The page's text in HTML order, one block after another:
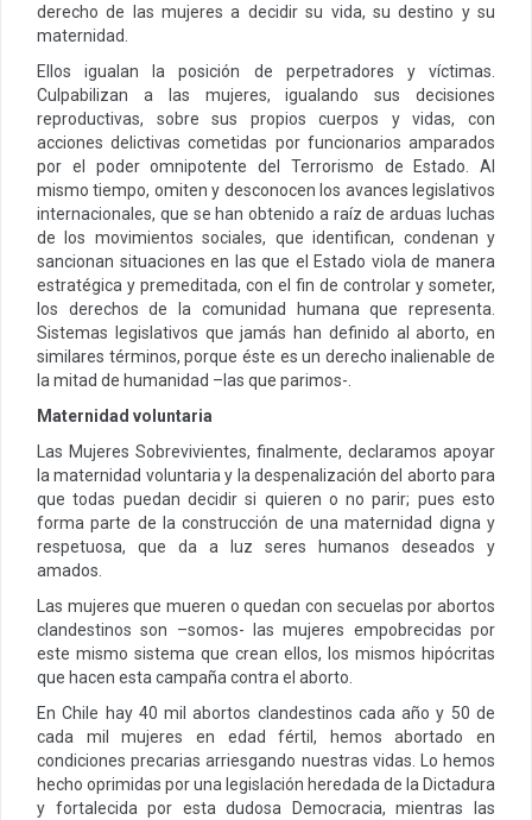
derecho de las mujeres a decidir su vida, su destino y su
maternidad.
Ellos igualan la posición de perpetradores y víctimas.
Culpabilizan a las mujeres, igualando sus decisiones
reproductivas, sobre sus propios cuerpos y vidas, con
acciones delictivas cometidas por funcionarios amparados
por el poder omnipotente del Terrorismo de Estado. Al
mismo tiempo, omiten y desconocen los avances legislativos
internacionales, que se han obtenido a raíz de arduas luchas
de los movimientos sociales, que identifican, condenan y
sancionan situaciones en las que el Estado viola de manera
estratégica y premeditada, con el fin de controlar y someter,
los derechos de la comunidad humana que representa.
Sistemas legislativos que jamás han definido al aborto, en
similares términos, porque éste es un derecho inalienable de
la mitad de humanidad –las que parimos-.
Maternidad voluntaria
Las Mujeres Sobrevivientes, finalmente, declaramos apoyar
la maternidad voluntaria y la despenalización del aborto para
que todas puedan decidir si quieren o no parir; pues esto
forma parte de la construcción de una maternidad digna y
respetuosa, que da a luz seres humanos deseados y
amados.
Las mujeres que mueren o quedan con secuelas por abortos
clandestinos son –somos- las mujeres empobrecidas por
este mismo sistema que crean ellos, los mismos hipócritas
que hacen esta campaña contra el aborto.
En Chile hay 40 mil abortos clandestinos cada año y 50 de
cada mil mujeres en edad fértil, hemos abortado en
condiciones precarias arriesgando nuestras vidas. Lo hemos
hecho oprimidas por una legislación heredada de la Dictadura
y fortalecida por esta dudosa Democracia, mientras las